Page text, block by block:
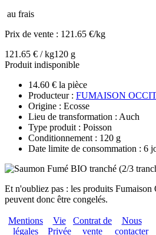
au frais
Prix de vente : 121.65 €/kg
121.65 € / kg120 g
Produit indisponible
14.60 € la pièce
Producteur : FUMAISON
Origine : Ecosse
Lieu de transformation : Auch
Type produit : Poisson
Conditionnement : 120 g
Date limite de consommation : 6
Et n'oubliez pas : les produits Fumaison
peuvent donc être congelés.
Mentions
légales
Vie
Privée
Contrat de
vente
Nous
contacter